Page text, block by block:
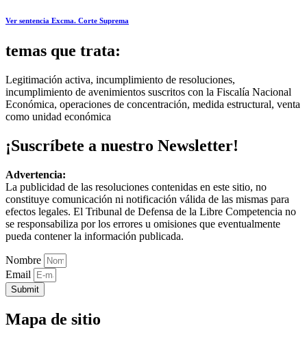
Ver sentencia Excma. Corte Suprema
temas que trata:
Legitimación activa, incumplimiento de resoluciones,
incumplimiento de avenimientos suscritos con la Fiscalía Nacional
Económica, operaciones de concentración, medida estructural, venta
como unidad económica
¡Suscríbete a nuestro Newsletter!
Advertencia:
La publicidad de las resoluciones contenidas en este sitio, no
constituye comunicación ni notificación válida de las mismas para
efectos legales. El Tribunal de Defensa de la Libre Competencia no
se responsabiliza por los errores u omisiones que eventualmente
pueda contener la información publicada.
Nombre
Email
Submit
Mapa de sitio